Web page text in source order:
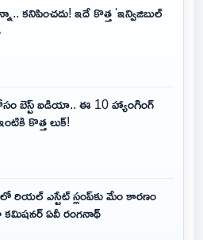
కనిపించదు! ఇదే కొత్త 'ఇన్విజిబుల్
బెస్ట్ ఐడియా.. ఈ 10 హ్యాంగింగ్
కొత్త లుక్!
ఎస్టేట్ స్లంప్‌కు మేం కారణం
కమిషనర్ ఏవీ రంగనాథ్